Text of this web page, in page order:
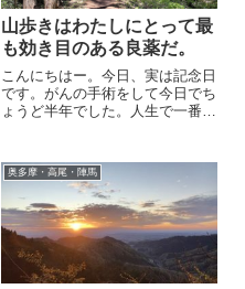
山歩きはわたしにとって最
も効き目のある良薬だ。
こんにちはー。今日、実は記念日
です。がんの手術をして今日でち
ょうど半年でした。人生で一番長
書きませんね。土曜は雨でした
が、今日日曜はキレイに晴れてく
れました。今日はあえてゆっくり
の...
奥多摩・高尾・陣馬